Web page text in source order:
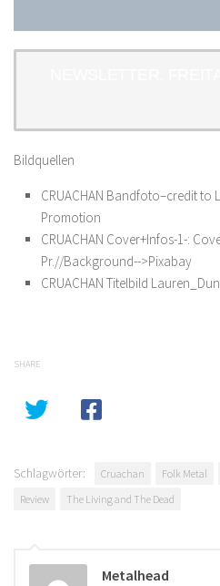
Bildquellen
CRUACHAN Bandfoto–credit to
Promotion
CRUACHAN Cover+Infos-1-:
Pr.//Background-->Pixabay
CRUACHAN Titelbild
SHARE
Schlagwörter: Cruachan Folk Metal
Review
The Living and The Dead
Metalhead